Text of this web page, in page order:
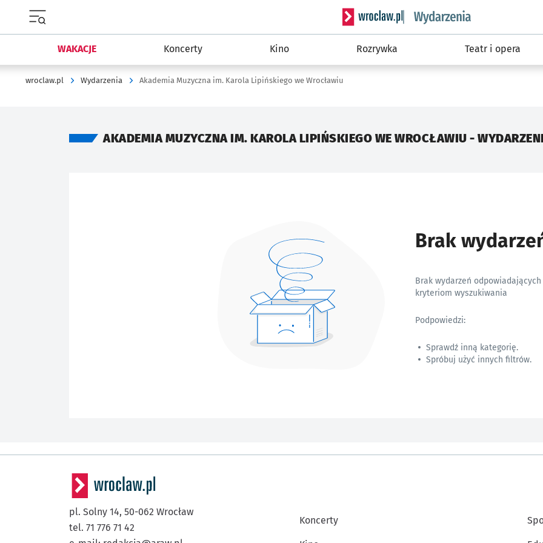
Serwis informacyjny wroclaw.pl podserwis:
WAKACJE Koncerty Kino Rozrywka Teatr i opera
wroclaw.pl Wydarzenia Akademia Muzyczna im. Karola Lipińskiego we Wrocławiu
AKADEMIA MUZYCZNA IM. KAROLA LIPIŃSKIEGO WE WROCŁAWIU -
Brak
Brak wydarzeń odpowiadających
kryteriom wyszukiwania
Podpowiedzi:
Sprawdź inną kategorię.
Spróbuj użyć innych filtrów.
pl. Solny 14, 50-062 Wrocław
tel. 71 776 71 42
Koncerty